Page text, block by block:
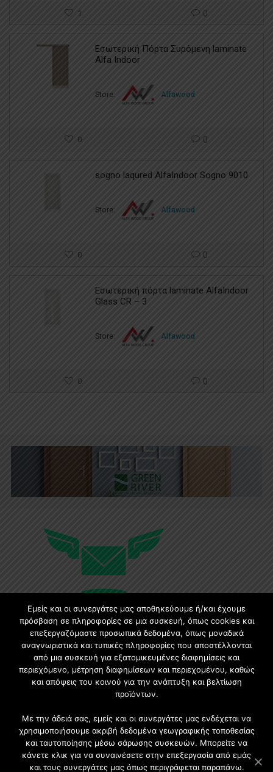
1 0
Εσωτερική Πόρτα Συρόμενη laminate
Alfa Indoor
Store: Alfawood
0 0
sogno laqured AlfaIndoor Sogno 9010
Store: Alfawood
0 0
Εσωτερική πόρτα laminate AlfaIndoor
Glass CR – 3
Store: Alfawood
0 0
Εγγραφή στο Newsletter
Γίνετε μέλος της μεγαλύτερης διαδικτυακής κοινότητας, ειδικά
για αρχιτέκτονες, σχεδιαστές και λάτρεις της κατασκευής και
Εμείς και οι συνεργάτες μας αποθηκεύουμε ή/και έχουμε
πρόσβαση σε πληροφορίες σε μια συσκευή, όπως cookies και
επεξεργαζόμαστε προσωπικά δεδομένα, όπως μοναδικά
αναγνωριστικά και τυπικές πληροφορίες που αποστέλλονται
από μια συσκευή για εξατομικευμένες διαφημίσεις και
περιεχόμενο, μέτρηση διαφημίσεων και περιεχομένου, καθώς
και απόψεις του κοινού για την ανάπτυξη και βελτίωση
προϊόντων.
Με την άδειά σας, εμείς και οι συνεργάτες μας ενδέχεται να
χρησιμοποιήσουμε ακριβή δεδομένα γεωγραφικής τοποθεσίας
και ταυτοποίησης μέσω σάρωσης συσκευών. Μπορείτε να
κάνετε κλικ για να συναινέσετε στην επεξεργασία από εμάς
και τους συνεργάτες μας όπως περιγράφεται παραπάνω.